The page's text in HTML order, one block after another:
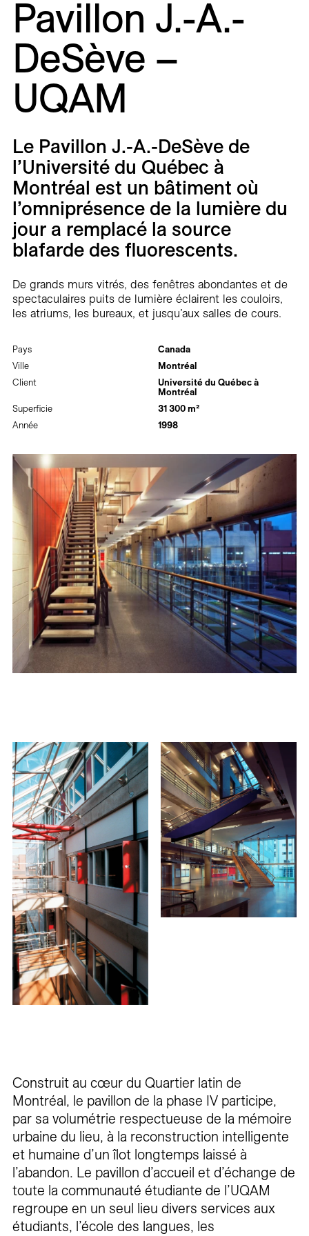
Carrières
Contact
Pavillon J.-A.-
DeSève –
UQAM
Pays
Canada
Ville
Montréal
Client
Université du Québec à
Montréal
Superficie
31 300 m²
Année
1998
Le Pavillon J.-A.-DeSève de
l’Université du Québec à
Montréal est un bâtiment où
l’omniprésence de la lumière du
jour a remplacé la source
blafarde des fluorescents.
De grands murs vitrés, des fenêtres abondantes et de
spectaculaires puits de lumière éclairent les couloirs,
les atriums, les bureaux, et jusqu’aux salles de cours.
Construit au cœur du Quartier latin de
Montréal, le pavillon de la phase IV participe,
par sa volumétrie respectueuse de la mémoire
urbaine du lieu, à la reconstruction intelligente
et humaine d’un îlot longtemps laissé à
l’abandon. Le pavillon d’accueil et d’échange de
toute la communauté étudiante de l’UQAM
regroupe en un seul lieu divers services aux
étudiants, l’école des langues, les